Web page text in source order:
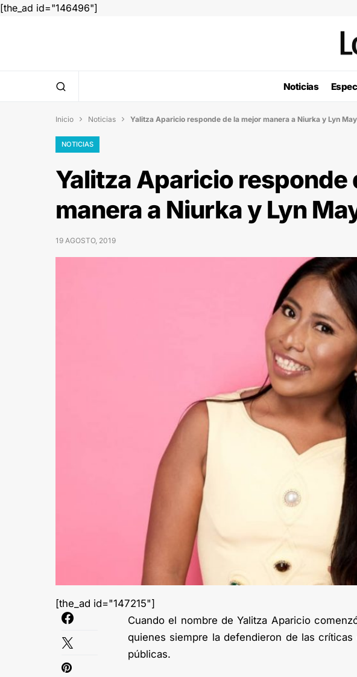
[the_ad id="146496"]
Noticias
Inicio  Noticias  Yalitza Aparicio responde de la mejor manera a Niurka y Lyn May
NOTICIAS
Yalitza Aparicio responde
manera a Niurka y Lyn
19 AGOSTO, 2019
[the_ad id="147215"]
Cuando el nombre de Yalitza Aparicio
quienes siempre la defendieron de las
públicas.